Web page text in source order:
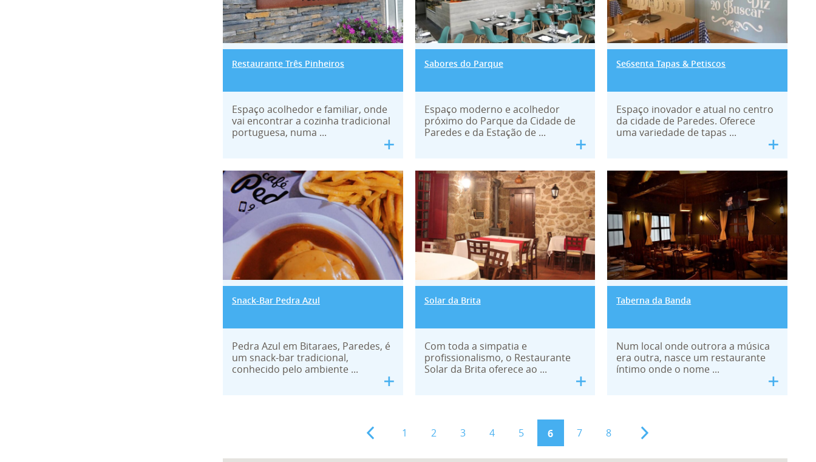
Restaurante Três Pinheiros
Espaço acolhedor e familiar, onde
vai encontrar a cozinha tradicional
portuguesa, numa ...
Sabores do Parque
Espaço moderno e acolhedor
próximo do Parque da Cidade de
Paredes e da Estação de ...
Se6senta Tapas & Petiscos
Espaço inovador e atual no centro
da cidade de Paredes. Oferece
uma variedade de tapas ...
Snack-Bar Pedra Azul
Snack-Bar Pedra Azul
Pedra Azul em Bitaraes, Paredes, é
um snack-bar tradicional,
conhecido pelo ambiente ...
Solar da Brita
Solar da Brita
Com toda a simpatia e
profissionalismo, o Restaurante
Solar da Brita oferece ao ...
Taberna da Banda
Taberna da Banda
Num local onde outrora a música
era outra, nasce um restaurante
íntimo onde o nome ...
1 2 3 4 5 6 7 8